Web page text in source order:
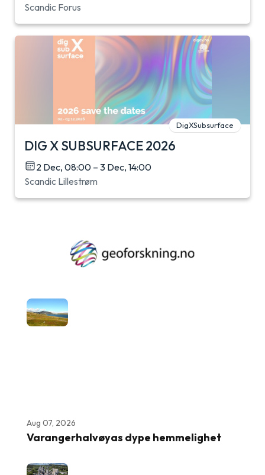
Scandic Forus
DigXSubsurface
DIG X SUBSURFACE 2026
2 Dec, 08:00 – 3 Dec, 14:00
Scandic Lillestrøm
Aug 07, 2026
Varangerhalvøyas dype hemmelighet